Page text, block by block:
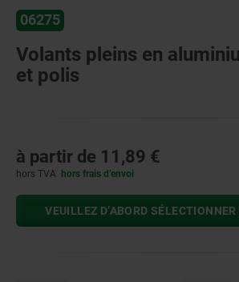
06275
Volants pleins en
et polis
à partir de 11,89 €
hors TVA hors frais d’envoi
VEUILLEZ D’ABORD